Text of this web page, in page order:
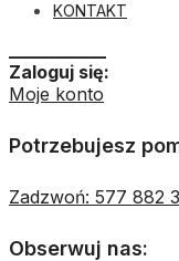
KONTAKT
Zaloguj się:
Moje konto
Potrzebujesz
Zadzwoń: 577 882
Obserwuj nas: